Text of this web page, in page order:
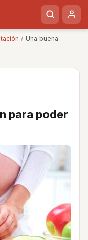
/ Una buena
para poder